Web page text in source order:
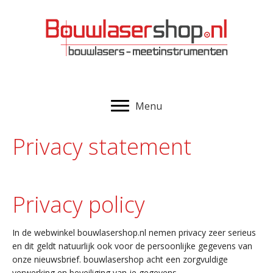
Menu
Privacy statement
Privacy policy
In de webwinkel bouwlasershop.nl nemen privacy zeer serieus
en dit geldt natuurlijk ook voor de persoonlijke gegevens van
onze nieuwsbrief. bouwlasershop acht een zorgvuldige